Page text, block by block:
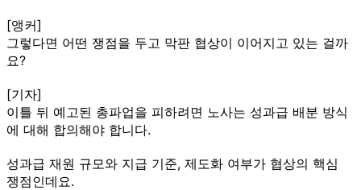
[앵커]
그렇다면 어떤 쟁점을 두고 막판 협상이 이어지고 있는 걸까
요?
[기자]
이틀 뒤 예고된 총파업을 피하려면 노사는 성과급 배분 방식
에 대해 합의해야 합니다.
성과급 재원 규모와 지급 기준, 제도화 여부가 협상의 핵심
쟁점인데요.